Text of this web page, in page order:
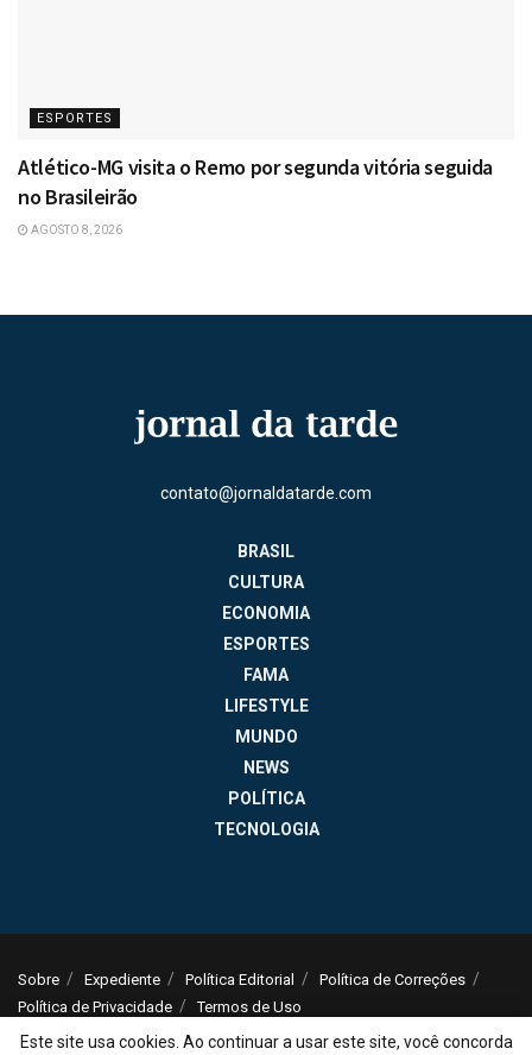
ESPORTES
Atlético-MG visita o Remo por segunda vitória seguida
no Brasileirão
AGOSTO 8, 2026
contato@jornaldatarde.com
BRASIL
CULTURA
ECONOMIA
ESPORTES
FAMA
LIFESTYLE
MUNDO
NEWS
POLÍTICA
TECNOLOGIA
Sobre Expediente Política Editorial
Política de Correções
Política de Privacidade
Termos de Uso
© 2025Jornal da Tarde- Notícias do Brasil e do mundo - ISSN: 1516-294X -
Este site usa cookies. Ao continuar a usar este site, você concorda